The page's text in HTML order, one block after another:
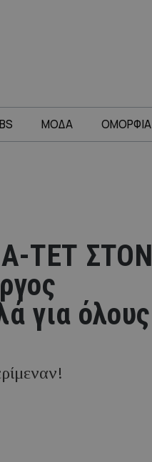
ΜΟΔΑ ΟΜΟΡΦΙΑ
ΤΕΤ ΣΤΟΝ
για όλους